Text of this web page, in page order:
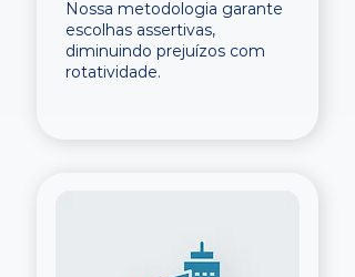
Nossa metodologia garante
escolhas assertivas,
diminuindo prejuízos com
rotatividade.